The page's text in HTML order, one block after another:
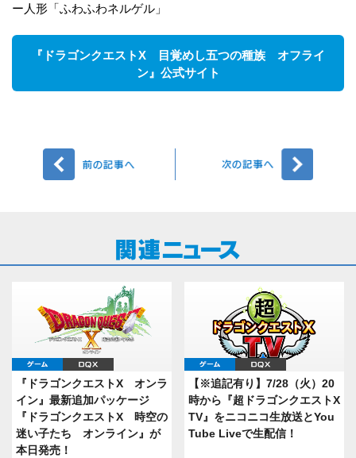
ー人形「ふわふわネルゲル」
『ドラゴンクエストX 目覚めし五つの種族 オフライ
ン』公式サイト
ゲーム
『ドラゴンクエストX オンラ
イン』最新追加パッケージ
『ドラゴンクエストX 時空の
迷い子たち オンライン』が
本日発売！
ゲーム
【※追記有り】7/28（火）20
時から『超ドラゴンクエストX
TV』をニコニコ生放送とYou
Tube Liveで生配信！